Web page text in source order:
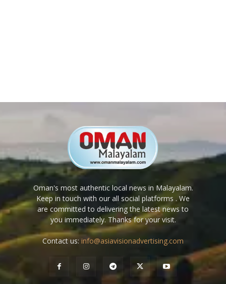
Oman's most authentic local news in Malayalam.
Keep in touch with our all social platforms . We
are committed to delivering the latest news to
you immediately. Thanks for your visit.
Contact us: info@asiavisionadvertising.com